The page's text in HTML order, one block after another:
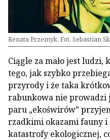
Renata Przemyk. Fot. Sebastian
Ciągle za mało jest ludzi,
tego, jak szybko
przyrody i że taka
rabunkowa nie prowadzi
paru „ekoświrów”
rzadkimi okazami fauny
katastrofy ekologicznej,